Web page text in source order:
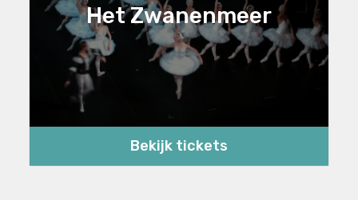
Het Zwanenmeer
Bekijk tickets